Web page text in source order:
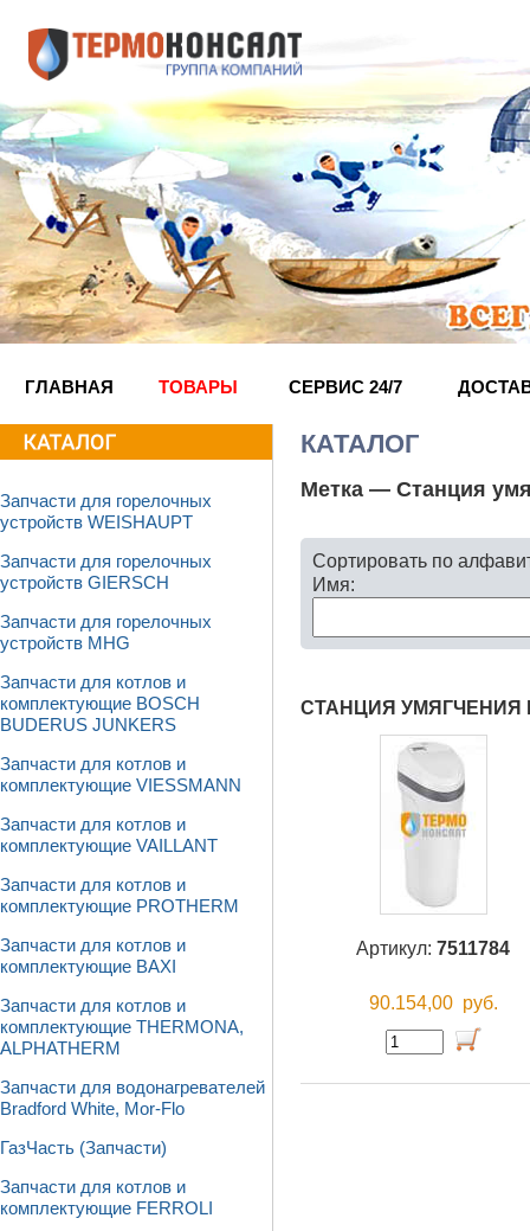
ГЛАВНАЯ ТОВАРЫ СЕРВИС 24/7
Запчасти для горелочных
устройств WEISHAUPT
Запчасти для горелочных
устройств GIERSCH
Запчасти для горелочных
устройств MHG
Запчасти для котлов и
комплектующие BOSCH
BUDERUS JUNKERS
Запчасти для котлов и
комплектующие VIESSMANN
Запчасти для котлов и
комплектующие VAILLANT
Запчасти для котлов и
комплектующие PROTHERM
Запчасти для котлов и
комплектующие BAXI
Запчасти для котлов и
комплектующие THERMONA,
ALPHATHERM
Запчасти для водонагревателей
Bradford White, Mor-Flo
ГазЧасть (Запчасти)
Запчасти для котлов и
комплектующие FERROLI
КАТАЛОГ
Метка — Станция
Сортировать по
Имя:
СТАНЦИЯ УМЯГЧЕНИЯ
Артикул: 7511784
90.154,00 руб.